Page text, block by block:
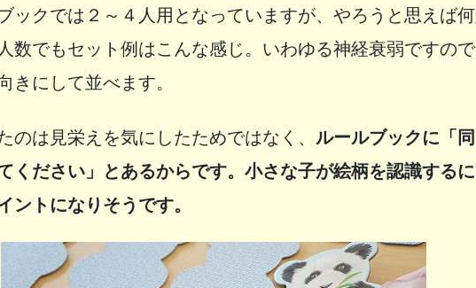
ックでは２～４人用となっていますが、やろうと思えば
数でもセット例はこんな感じ。いわゆる神経衰弱ですの
きにして並べます。
のは見栄えを気にしたためではなく、 ルールブックに「
ください」とあるからです。小さな子が絵柄を認識する
ントになりそうです。